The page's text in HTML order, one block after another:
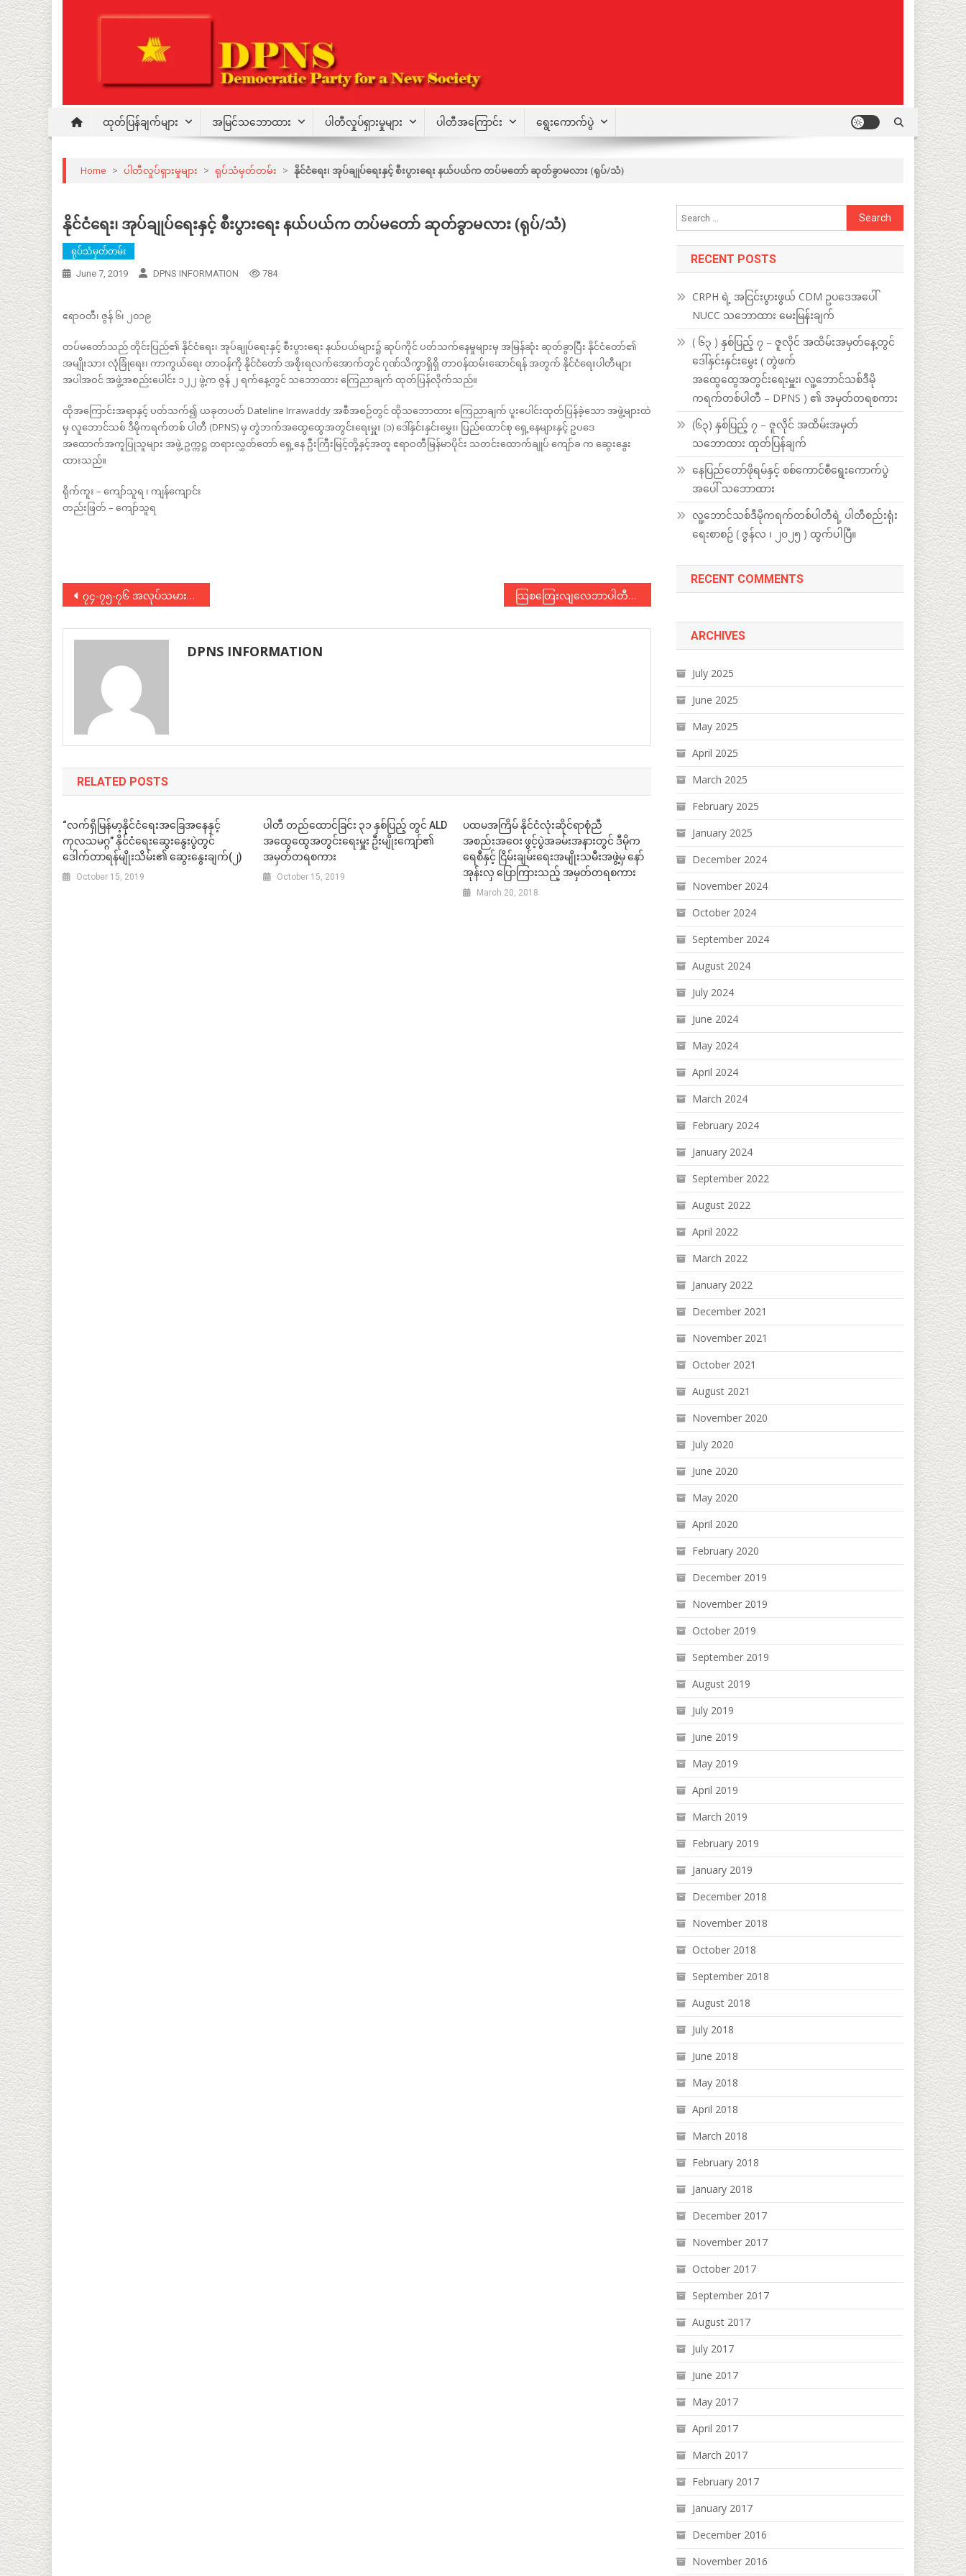
content
DPNS
Democratic Party for a New Society
ထုတ်ပြန်ချက်များ အမြင်သဘောထား ပါတီလှုပ်ရှားမှုများ ပါတီအကြောင်း ရွေးကောက်ပွဲ
Home > ပါတီလှုပ်ရှားမှုများ > ရုပ်သံမှတ်တမ်း > နိုင်ငံရေး၊ အုပ်ချုပ်ရေးနှင့် စီးပွားရေး နယ်ပယ်က တပ်မတော် ဆုတ်ခွာမလား (ရုပ်/သံ)
နိုင်ငံရေး၊ အုပ်ချုပ်ရေးနှင့် စီးပွားရေး နယ်ပယ်က တပ်မတော် ဆုတ်ခွာမလား (ရုပ်/သံ)
ရုပ်သံမှတ်တမ်း
June 7, 2019 DPNS INFORMATION 784
ဧရာဝတီ၊ ဇွန် ၆၊ ၂၀၁၉
တပ်မတော်သည် တိုင်းပြည်၏ နိုင်ငံရေး၊ အုပ်ချုပ်ရေးနှင့် စီးပွားရေး နယ်ပယ်များ၌ ဆုပ်ကိုင် ပတ်သက်နေမှုများမှ အမြန်ဆုံး ဆုတ်ခွာပြီး နိုင်ငံတော်၏
အမျိုးသား လုံခြုံရေး၊ ကာကွယ်ရေး တာဝန်ကို နိုင်ငံတော် အစိုးရလက်အောက်တွင် ဂုဏ်သိက္ခာရှိရှိ တာဝန်ထမ်းဆောင်ရန် အတွက် နိုင်ငံရေးပါတီများ
အပါအဝင် အဖွဲ့အစည်းပေါင်း ၁၂၂ ဖွဲ့က ဇွန် ၂ ရက်နေ့တွင် သဘောထား ကြေညာချက် ထုတ်ပြန်လိုက်သည်။
ထိုအကြောင်းအရာနှင့် ပတ်သက်၍ ယခုတပတ် Dateline Irrawaddy အစီအစဉ်တွင် ထိုသဘောထား ကြေညာချက် ပူးပေါင်းထုတ်ပြန်ခဲ့သော အဖွဲ့များထဲ
မှ လူဘောင်သစ် ဒီမိုကရက်တစ် ပါတီ (DPNS) မှ တွဲဘက်အထွေထွေအတွင်းရေးမှူး (၁) ဒေါ်နှင်းနှင်းမွှေး၊ ပြည်ထောင်စု ရှေ့နေများနှင့် ဥပဒေ
အထောက်အကူပြုသူများ အဖွဲ့ ဥက္ကဋ္ဌ တရားလွှတ်တော် ရှေ့နေ ဦးကြီးမြင့်တို့နှင့်အတူ ဧရာဝတီမြန်မာပိုင်း သတင်းထောက်ချုပ် ကျော်ခ က ဆွေးနွေး
ထားသည်။
ရိုက်ကူး – ကျော်သူရ ၊ ကျန်ကျောင်း
တည်းဖြတ် – ကျော်သူရ
Post
navigation
၇၄-၇၅-၇၆ အလုပ်သမားအရေးအခင်းနှင့် ကျောင်းသားလှုပ်ရှားမှု ၄၅ နှစ်မြောက် နှစ်ပတ်လည်အခမ်းအနား တက်ရောက် သြစတြေးလျလေဘာပါတီက ကြီးမှူးပြုလုပ်သော အမျိုးသမီးကိုယ်စားလှယ်လောင်းများဆိုင်ရာ သင်တန်း တက်ရောက်
DPNS INFORMATION
RELATED POSTS
“လက်ရှိမြန်မာ့နိုင်ငံရေးအခြေအနေနှင့်
ကုလသမဂ္ဂ” နိုင်ငံရေးဆွေးနွေးပွဲတွင်
ဒေါက်တာရန်မျိုးသိမ်း၏ ဆွေးနွေးချက်(၂)
October 15, 2019
ပါတီ တည်ထောင်ခြင်း ၃၁ နှစ်ပြည့် တွင် ALD
အထွေထွေအတွင်းရေးမှူး ဦးမျိုးကျော်၏
အမှတ်တရစကား
October 15, 2019
ပထမအကြိမ် နိုင်ငံလုံးဆိုင်ရာစုံညီ
အစည်းအဝေး ဖွင့်ပွဲအခမ်းအနားတွင် ဒီမိုက
ရေစီနှင့် ငြိမ်းချမ်းရေးအမျိုးသမီးအဖွဲ့မှ နော်
အုန်းလှ ပြောကြားသည့် အမှတ်တရစကား
March 20, 2018
Search
for:
RECENT POSTS
CRPH ရဲ့ အငြင်းပွားဖွယ် CDM ဥပဒေအပေါ်
NUCC သဘောထား မေးမြန်းချက်
( ၆၃ ) နှစ်ပြည့် ၇ – ဇူလိုင် အထိမ်းအမှတ်နေ့တွင်
ဒေါ်နှင်းနှင်းမွှေး ( တွဲဖက်
အထွေထွေအတွင်းရေးမှူး၊ လူ့ဘောင်သစ်ဒီမို
ကရက်တစ်ပါတီ – DPNS ) ၏ အမှတ်တရစကား
(၆၃) နှစ်ပြည့် ၇ – ဇူလိုင် အထိမ်းအမှတ်
သဘောထား ထုတ်ပြန်ချက်
နေပြည်တော်ဖိုရမ်နှင့် စစ်ကောင်စီရွေးကောက်ပွဲ
အပေါ် သဘောထား
လူ့ဘောင်သစ်ဒီမိုကရက်တစ်ပါတီရဲ့ ပါတီစည်းရုံး
ရေးစာစဥ် ( ဇွန်လ ၊ ၂၀၂၅ ) ထွက်ပါပြီ။
RECENT COMMENTS
ARCHIVES
July 2025
June 2025
May 2025
April 2025
March 2025
February 2025
January 2025
December 2024
November 2024
October 2024
September 2024
August 2024
July 2024
June 2024
May 2024
April 2024
March 2024
February 2024
January 2024
September 2022
August 2022
April 2022
March 2022
January 2022
December 2021
November 2021
October 2021
August 2021
November 2020
July 2020
June 2020
May 2020
April 2020
February 2020
December 2019
November 2019
October 2019
September 2019
August 2019
July 2019
June 2019
May 2019
April 2019
March 2019
February 2019
January 2019
December 2018
November 2018
October 2018
September 2018
August 2018
July 2018
June 2018
May 2018
April 2018
March 2018
February 2018
January 2018
December 2017
November 2017
October 2017
September 2017
August 2017
July 2017
June 2017
May 2017
April 2017
March 2017
February 2017
January 2017
December 2016
November 2016